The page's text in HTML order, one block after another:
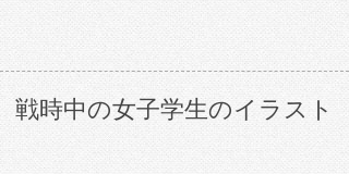
戦時中の女子学生のイラスト